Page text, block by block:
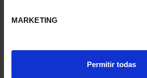
MARKETING
Permitir todas